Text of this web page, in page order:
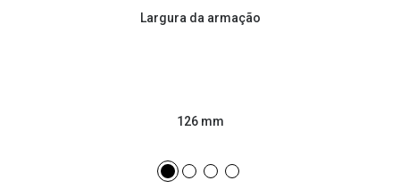
Largura da armação
126 mm